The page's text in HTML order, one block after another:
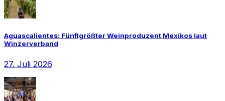
Aguascalientes: Fünftgrößter Weinproduzent Mexikos laut
Winzerverband
27. Juli 2026